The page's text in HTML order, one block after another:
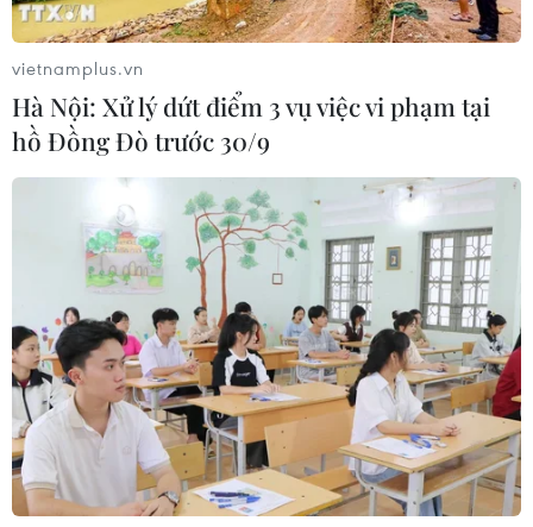
vietnamplus.vn
Hà Nội: Xử lý dứt điểm 3 vụ việc vi phạm tại
hồ Đồng Đò trước 30/9